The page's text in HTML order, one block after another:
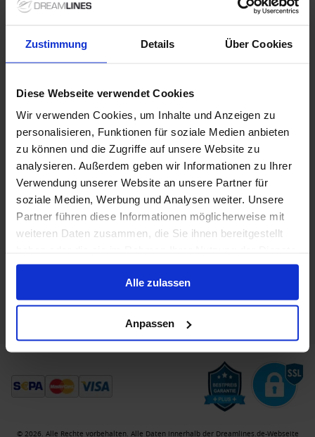
Zustimmung Details Über Cookies
Diese Webseite verwendet Cookies
Wir verwenden Cookies, um Inhalte und Anzeigen zu
personalisieren, Funktionen für soziale Medien anbieten
zu können und die Zugriffe auf unsere Website zu
analysieren. Außerdem geben wir Informationen zu Ihrer
Verwendung unserer Website an unsere Partner für
soziale Medien, Werbung und Analysen weiter. Unsere
Partner führen diese Informationen möglicherweise mit
weiteren Daten zusammen, die Sie ihnen bereitgestellt
gesammelt haben.
Alle zulassen
Anpassen
Alle Reiseziele Ändern
2
Wir haben keine passenden
Kreuzfahrten gefunden
Ändern Sie die Suchfilter – vielleicht passen andere
Daten oder Routen besser.
Filter zurücksetzen
© 2026. Alle Rechte vorbehalten. Alle Daten innerhalb der Dreamlines.de-Webseite